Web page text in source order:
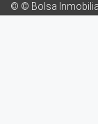
© © Bolsa